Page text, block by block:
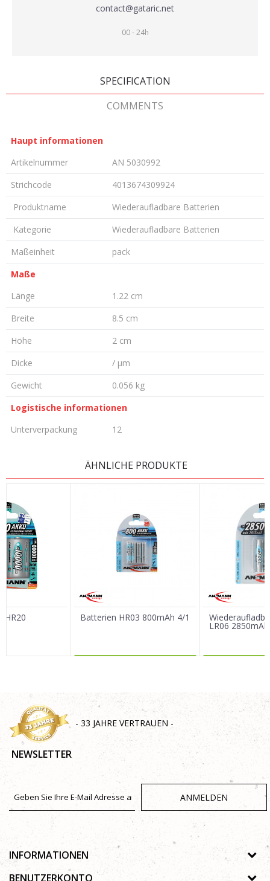
contact@gataric.net
00 - 24h
SPECIFICATION
COMMENTS
Haupt informationen
Artikelnummer
AN 5030992
Strichcode
4013674309924
Produktname
Wiederaufladbare Batterien
Kategorie
Wiederaufladbare Batterien
Maßeinheit
pack
Maße
Länge
1.22 cm
Breite
8.5 cm
Höhe
2 cm
Dicke
/ µm
Gewicht
0.056 kg
Logistische informationen
Unterverpackung
12
E-Mail
Nachricht
ÄHNLICHE PRODUKTE
HR20 Batterien HR03 800mAh 4/1
LR06 2850mAh
- 33 JAHRE VERTRAUEN -
NEWSLETTER
ANMELDEN
INFORMATIONEN
Über uns
BENUTZERKONTO